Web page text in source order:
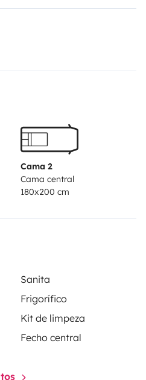
großzügiges Doppelbett im
und eine gemütliche
ganz neu, erst im Jahr 2025
Rädern!
Cama 2
Cama central
180x200 cm
Sanita
Frigorífico
Kit de limpeza
Fecho central